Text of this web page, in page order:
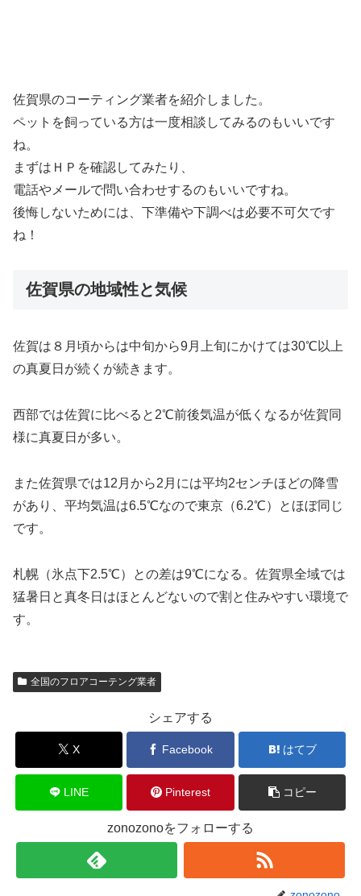
佐賀県のコーティング業者を紹介しました。
ペットを飼っている方は一度相談してみるのもいいです
ね。
まずはＨＰを確認してみたり、
電話やメールで問い合わせするのもいいですね。
後悔しないためには、下準備や下調べは必要不可欠です
ね！
佐賀県の地域性と気候
佐賀は８月頃からは中旬から9月上旬にかけては30℃以上
の真夏日が続くが続きます。
西部では佐賀に比べると2℃前後気温が低くなるが佐賀同
様に真夏日が多い。
また佐賀県では12月から2月には平均2センチほどの降雪
があり、平均気温は6.5℃なので東京（6.2℃）とほぼ同じ
です。
札幌（氷点下2.5℃）との差は9℃になる。佐賀県全域では
猛暑日と真冬日はほとんどないので割と住みやすい環境で
す。
全国のフロアコーテング業者
シェアする
X Facebook はてブ
LINE Pinterest コピー
zonozonoをフォローする